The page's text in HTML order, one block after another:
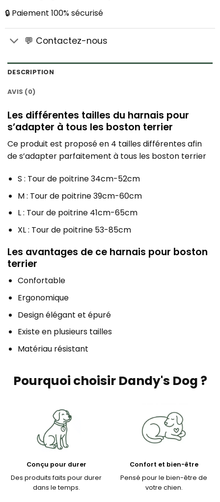
🔒 Paiement 100% sécurisé
💬 Contactez-nous
DESCRIPTION
AVIS (0)
Les différentes tailles du harnais pour
s’adapter à tous les boston terrier
Ce produit est proposé en 4 tailles différentes afin
de s’adapter parfaitement à tous les boston terrier
S : Tour de poitrine 34cm-52cm
M : Tour de poitrine 39cm-60cm
L : Tour de poitrine 41cm-65cm
XL : Tour de poitrine 53-85cm
Les avantages de ce harnais pour boston
terrier
Confortable
Ergonomique
Design élégant et épuré
Existe en plusieurs tailles
Matériau résistant
Pourquoi choisir Dandy's Dog ?
Conçu pour durer
Des produits faits pour durer
dans le temps.
Confort et bien-être
Pensé pour le bien-être de
votre chien.